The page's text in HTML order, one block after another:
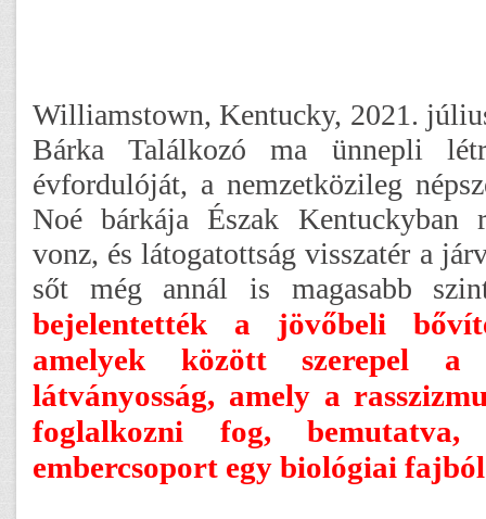
Williamstown, Kentucky, 2021.
Bárka Találkozó ma ünnepli
évfordulóját, a nemzetközileg
Noé bárkája Észak Kentuckyban
vonz, és látogatottság visszatér a
sőt még annál is magasabb
bejelentették a jövőbeli
amelyek között szerepel
látványosság, amely a
foglalkozni fog,
embercsoport egy biológiai